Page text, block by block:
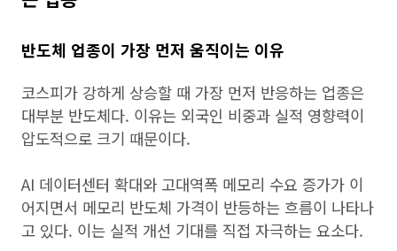
반도체 업종이 가장 먼저 움직이는 이유
코스피가 강하게 상승할 때 가장 먼저 반응하는 업종은
대부분 반도체다. 이유는 외국인 비중과 실적 영향력이
압도적으로 크기 때문이다.
AI 데이터센터 확대와 고대역폭 메모리 수요 증가가 이
어지면서 메모리 반도체 가격이 반등하는 흐름이 나타나
고 있다. 이는 실적 개선 기대를 직접 자극하는 요소다.